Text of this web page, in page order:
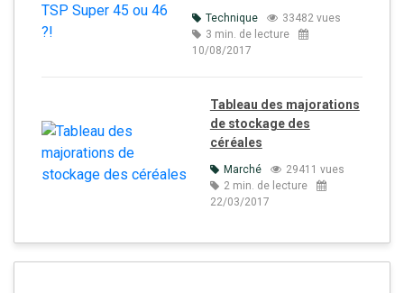
Technique
33482 vues
3 min. de lecture
10/08/2017
Tableau des majorations
de stockage des
céréales
Marché
29411 vues
2 min. de lecture
22/03/2017